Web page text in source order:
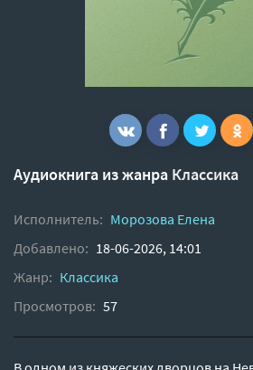
Аудиокнига из жанра Классика
Исполнитель: Морозова Елена
Добавлено: 18-06-2026, 14:01
Жанр: Классика
Просмотров: 57